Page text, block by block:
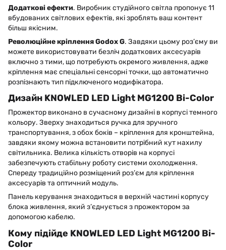
Додаткові ефекти. Виробник студійного світла пропонує 11
вбудованих світлових ефектів, які зроблять ваш контент
більш якісним.
Революційне кріпленняGodoxG. Завдяки цьому роз’єму ви
можете використовувати безліч додаткових аксесуарів
включно з тими, що потребують окремого живлення, адже
кріплення має спеціальні сенсорні точки, що автоматично
розпізнають тип підключеного модифікатора.
Дизайн KNOWLED LED Light MG1200 Bi-Color
Прожектор виконано в сучасному дизайні в корпусі темного
кольору. Зверху знаходиться ручка для зручного
транспортування, з обох боків – кріплення для кронштейна,
завдяки якому можна встановити потрібний кут нахилу
світильника. Велика кількість отворів на корпусі
забезпечують стабільну роботу системи охолодження.
Спереду традиційно розміщений роз’єм для кріплення
аксесуарів та оптичний модуль.
Панель керування знаходиться в верхній частині корпусу
блока живлення, який з’єднується з прожектором за
допомогою кабелю.
Кому підійде KNOWLED LED Light MG1200 Bi-
Color